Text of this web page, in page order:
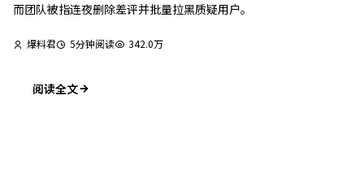
而团队被指连夜删除差评并批量拉黑质疑用户。
爆料君 5分钟阅读 342.0万
阅读全文